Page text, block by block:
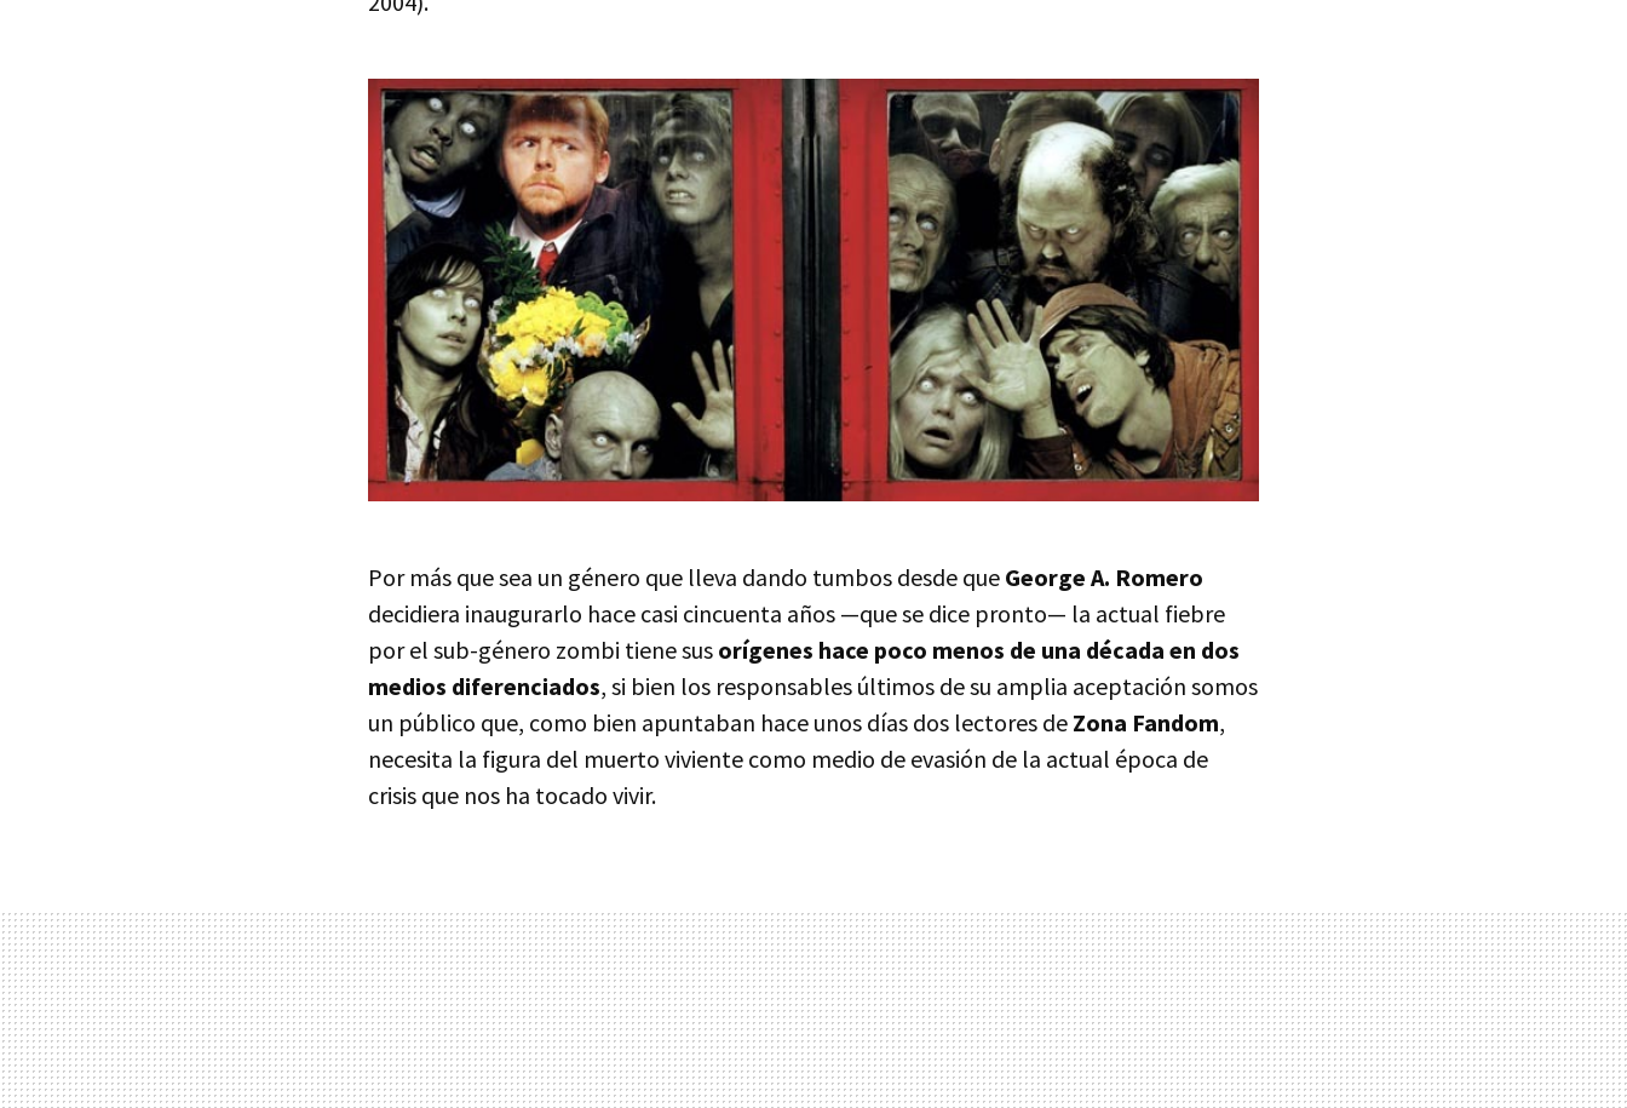
Por más que sea un género que lleva dando tumbos desde que George A. Romero
decidiera inaugurarlo hace casi cincuenta años —que se dice pronto— la actual fiebre
por el sub-género zombi tiene sus orígenes hace poco menos de una década en dos
medios diferenciados, si bien los responsables últimos de su amplia aceptación somos
un público que, como bien apuntaban hace unos días dos lectores de Zona Fandom,
necesita la figura del muerto viviente como medio de evasión de la actual época de
crisis que nos ha tocado vivir.